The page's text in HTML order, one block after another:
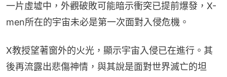
一片虛墟中，外觀破敗可能暗示衝突已提前爆發，X-
men所在的宇宙未必是第一次面對入侵危機。
X教授望著窗外的火光，顯示宇宙入侵已在進行。其
後再流露出悲傷神情，與其說是面對世界滅亡的坦